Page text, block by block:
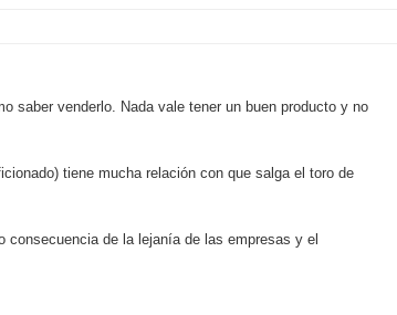
saber venderlo. Nada vale tener un buen producto y no
tiene mucha relación con que salga el toro de
de la lejanía de las empresas y el